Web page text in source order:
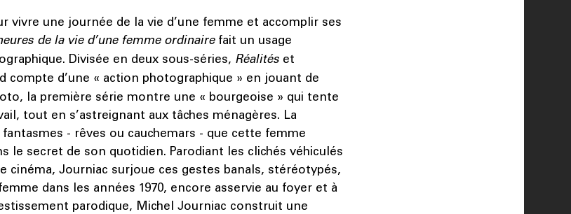
vivre une journée de la vie d’une femme et accomplir ses
de la vie d’une femme ordinairefait un usage
Divisée en deux sous-séries, Réalités et
compte d’une « action photographique » en jouant de
la première série montre une « bourgeoise » qui tente
tout en s’astreignant aux tâches ménagères. La
- rêves ou cauchemars - que cette femme
le secret de son quotidien. Parodiant les clichés véhiculés
cinéma, Journiac surjoue ces gestes banals, stéréotypés,
dans les années 1970, encore asservie au foyer et à
parodique, Michel Journiac construit une